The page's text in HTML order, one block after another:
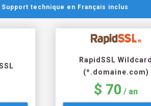
technique en Français inclus
RapidSSL Wildcard
(*.domaine.com)
$ 70 / an